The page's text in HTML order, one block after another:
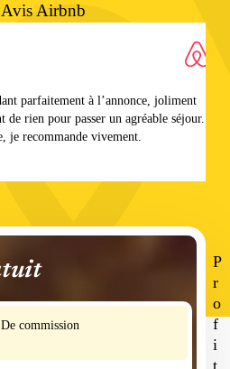
Avis Airbnb
à l’annonce, joliment
rien pour passer un agréable séjour.
vivement.
De commission
P
r
o
f
i